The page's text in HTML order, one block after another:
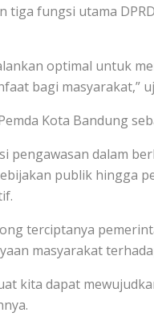
fungsi utama
optimal untuk
bagi masyarakat,”
Kota Bandung
pengawasan dalam
publik hingga
terciptanya
masyarakat
kita dapat